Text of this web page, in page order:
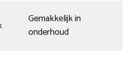
Gemakkelijk in
onderhoud